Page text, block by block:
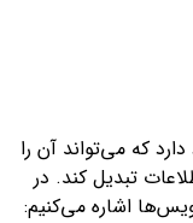
که می‌تواند آن را
تبدیل کند. در
اشاره می‌کنیم: